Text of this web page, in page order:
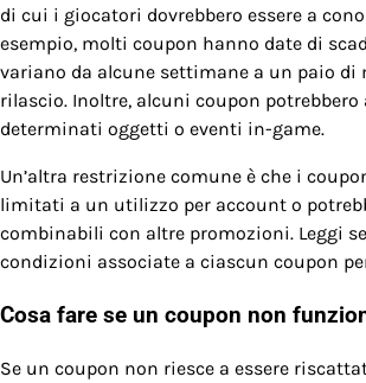
di cui i giocatori dovrebbero essere a
esempio, molti coupon hanno date di
variano da alcune settimane a un paio di
rilascio. Inoltre, alcuni coupon potrebbero
determinati oggetti o eventi in-game.
Un’altra restrizione comune è che i
limitati a un utilizzo per account o
combinabili con altre promozioni. Leggi
condizioni associate a ciascun coupon
Cosa fare se un coupon non
Se un coupon non riesce a essere